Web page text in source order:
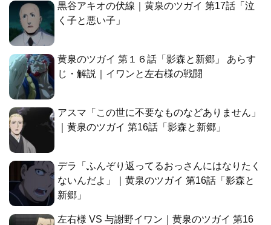
黒谷アキオの伏線｜黄泉のツガイ 第17話「泣
く子と悪い子」
黄泉のツガイ 第１６話「影森と新郷」 あらす
じ・解説｜イワンと左右様の戦闘
アスマ「この世に不要なものなどありません」
｜黄泉のツガイ 第16話「影森と新郷」
デラ「ふんぞり返ってるおっさんにはなりたく
ないんだよ」｜黄泉のツガイ 第16話「影森と
新郷」
左右様 VS 与謝野イワン｜黄泉のツガイ 第16